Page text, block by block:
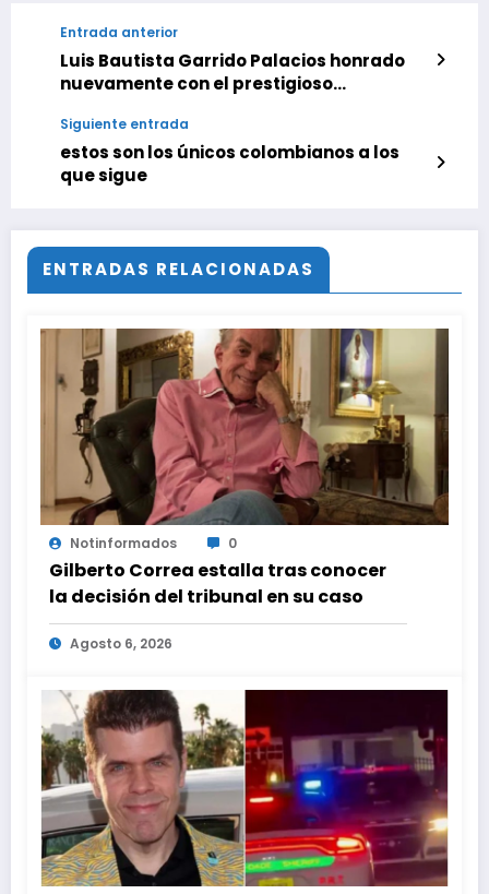
Entrada anterior
Luis Bautista Garrido Palacios honrado
nuevamente con el prestigioso
‘Honor Hispano’
Siguiente entrada
estos son los únicos colombianos a los
que sigue
ENTRADAS RELACIONADAS
Notinformados 0
Gilberto Correa estalla tras conocer
la decisión del tribunal en su caso
Agosto 6, 2026